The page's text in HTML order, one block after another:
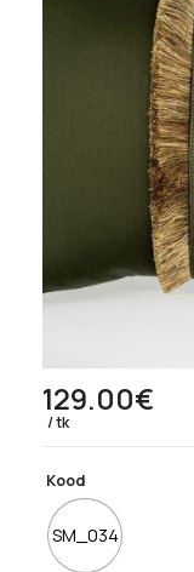
129.00€
tk
Kood
SM_034